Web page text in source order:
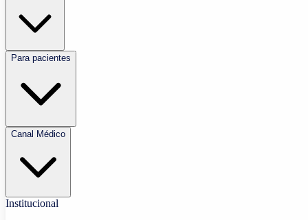
Para pacientes
Canal Médico
Institucional